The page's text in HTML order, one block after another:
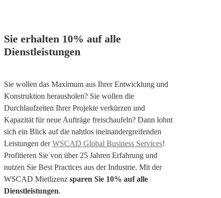
Sie erhalten 10% auf alle
Dienstleistungen
Sie wollen das Maximum aus Ihrer Entwicklung und
Konstruktion herausholen? Sie wollen die
Durchlaufzeiten Ihrer Projekte verkürzen und
Kapazität für neue Aufträge freischaufeln? Dann lohnt
sich ein Blick auf die nahtlos ineinandergreifenden
Leistungen derWSCAD Global Business Services!
Profitieren Sie von über 25 Jahren Erfahrung und
nutzen Sie Best Practices aus der Industrie. Mit der
WSCAD Mietlizenz sparen Sie 10% auf alle
Dienstleistungen.